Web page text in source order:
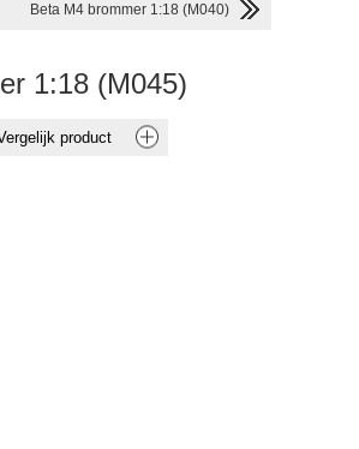
Beta M4 brommer 1:18 (M040)
1:18 (M045)